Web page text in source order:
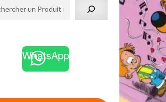
WhatsApp